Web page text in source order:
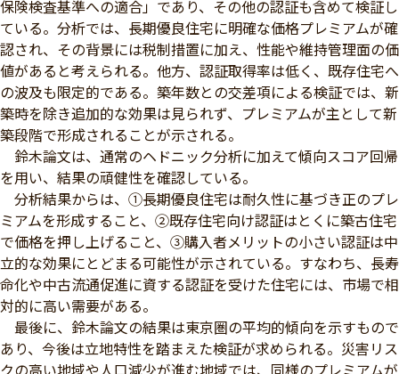
保険検査基準への適合」であり、その他の認証も含めて検証し
ている。分析では、長期優良住宅に明確な価格プレミアムが確
認され、その背景には税制措置に加え、性能や維持管理面の価
値があると考えられる。他方、認証取得率は低く、既存住宅へ
の波及も限定的である。築年数との交差項による検証では、新
築時を除き追加的な効果は見られず、プレミアムが主として新
築段階で形成されることが示される。
鈴木論文は、通常のヘドニック分析に加えて傾向スコア回帰
を用い、結果の頑健性を確認している。
分析結果からは、①長期優良住宅は耐久性に基づき正のプレ
ミアムを形成すること、②既存住宅向け認証はとくに築古住宅
で価格を押し上げること、③購入者メリットの小さい認証は中
立的な効果にとどまる可能性が示されている。すなわち、長寿
命化や中古流通促進に資する認証を受けた住宅には、市場で相
対的に高い需要がある。
最後に、鈴木論文の結果は東京圏の平均的傾向を示すもので
あり、今後は立地特性を踏まえた検証が求められる。災害リス
クの高い地域や人口減少が進む地域では、同様のプレミアムが